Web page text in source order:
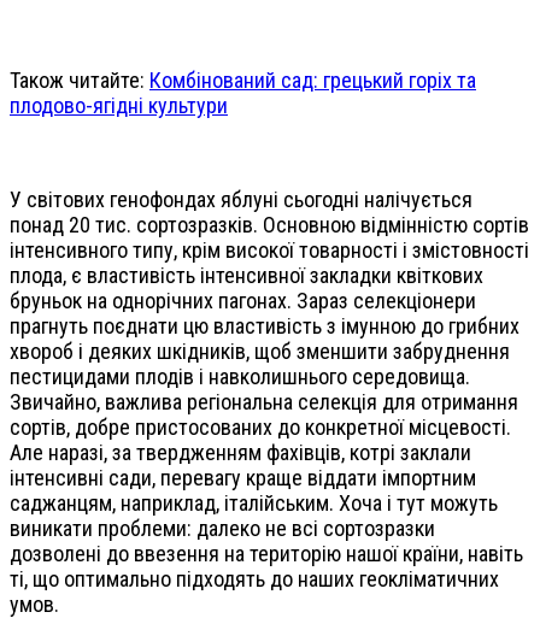
Також читайте: Комбінований сад: грецький горіх та
плодово-ягідні культури
У світових генофондах яблуні сьогодні налічується
понад 20 тис. сортозразків. Основною відмінністю сортів
інтенсивного типу, крім високої товарності і змістовності
плода, є властивість інтенсивної закладки квіткових
бруньок на однорічних пагонах. Зараз селекціонери
прагнуть поєднати цю властивість з імунною до грибних
хвороб і деяких шкідників, щоб зменшити забруднення
пестицидами плодів і навколишнього середовища.
Звичайно, важлива регіональна селекція для отримання
сортів, добре пристосованих до конкретної місцевості.
Але наразі, за твердженням фахівців, котрі заклали
інтенсивні сади, перевагу краще віддати імпортним
саджанцям, наприклад, італійським. Хоча і тут можуть
виникати проблеми: далеко не всі сортозразки
дозволені до ввезення на територію нашої країни, навіть
ті, що оптимально підходять до наших геокліматичних
умов.